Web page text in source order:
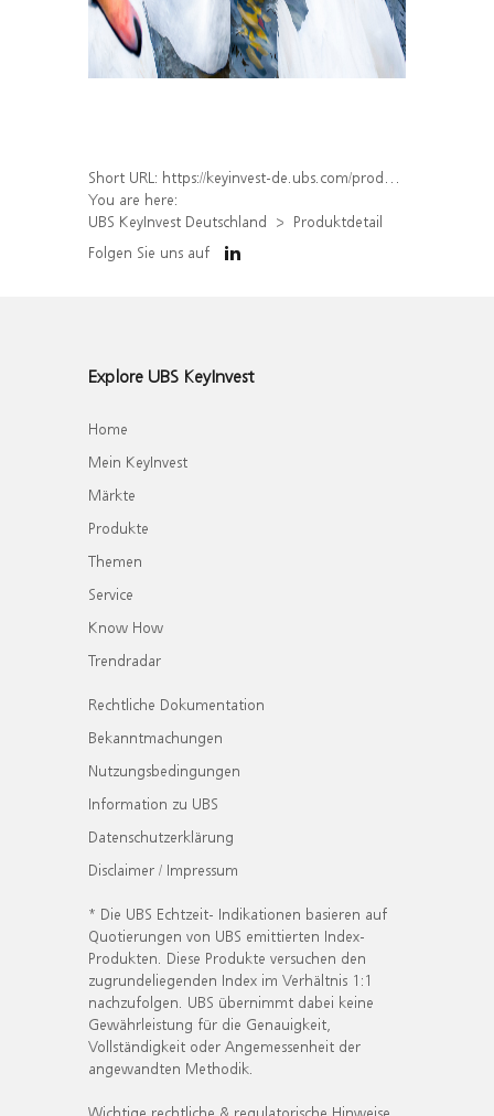
Short URL: https://keyinvest-de.ubs.com/produkt/detail/index/isin/DE000WA68X46
You are here:
UBS KeyInvest Deutschland
Produktdetail
Folgen Sie uns auf
Explore UBS KeyInvest
Home
Mein KeyInvest
Märkte
Produkte
Themen
Service
Know How
Trendradar
Rechtliche Dokumentation
Bekanntmachungen
Nutzungsbedingungen
Information zu UBS
Datenschutzerklärung
Disclaimer / Impressum
* Die UBS Echtzeit- Indikationen basieren auf
Quotierungen von UBS emittierten Index-
Produkten. Diese Produkte versuchen den
zugrundeliegenden Index im Verhältnis 1:1
nachzufolgen. UBS übernimmt dabei keine
Gewährleistung für die Genauigkeit,
Vollständigkeit oder Angemessenheit der
angewandten Methodik.